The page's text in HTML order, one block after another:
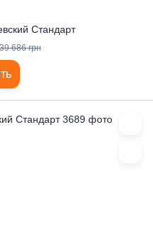
Стандарт
686 грн